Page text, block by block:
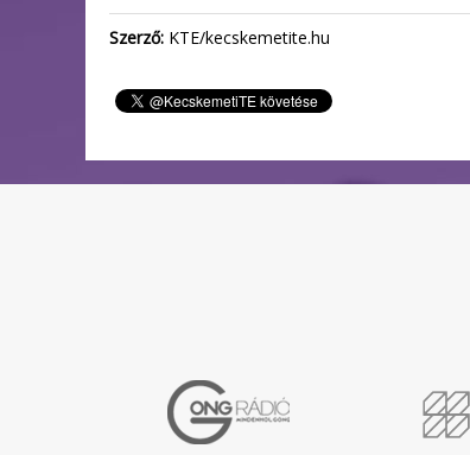
Szerző: KTE/kecskemetite.hu